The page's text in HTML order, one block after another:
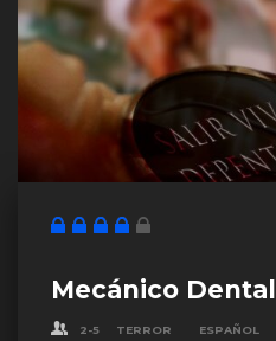
Mecánico Dental
2-5 TERROR ESPAÑOL